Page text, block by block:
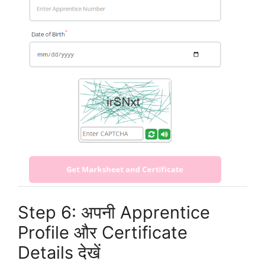
Step 6: अपनी Apprentice
Profile और Certificate
Details देखें